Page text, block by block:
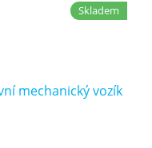
Skladem